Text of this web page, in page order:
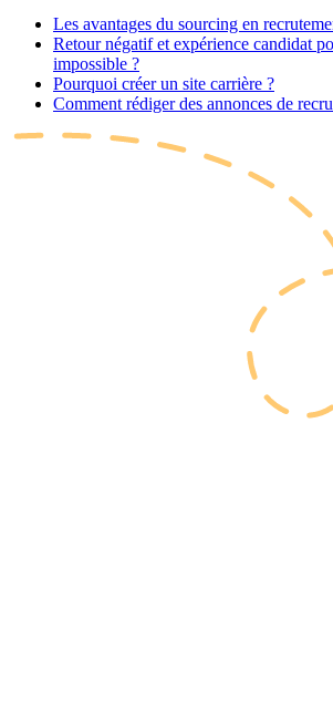
Les avantages du sourcing en
Retour négatif et expérience candidat
impossible ?
Pourquoi créer un site carrière ?
Comment rédiger des annonces de